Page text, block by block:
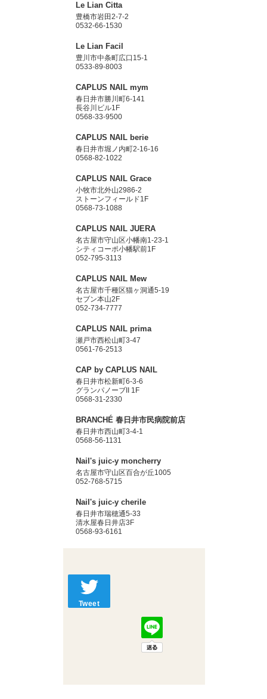
Le Lian Citta
豊橋市岩田2-7-2
0532-66-1530
Le Lian Facil
豊川市中条町広口15-1
0533-89-8003
CAPLUS NAIL mym
春日井市勝川町6-141
長谷川ビル1F
0568-33-9500
CAPLUS NAIL berie
春日井市堀ノ内町2-16-16
0568-82-1022
CAPLUS NAIL Grace
小牧市北外山2986-2
ストーンフィールド1F
0568-73-1088
CAPLUS NAIL JUERA
名古屋市守山区小幡南1-23-1
シティコーポ小幡駅前1F
052-795-3113
CAPLUS NAIL Mew
名古屋市千種区猫ヶ洞通5-19
セブン本山2F
052-734-7777
CAPLUS NAIL prima
瀬戸市西松山町3-47
0561-76-2513
CAP by CAPLUS NAIL
春日井市松新町6-3-6
グランパノーブII 1F
0568-31-2330
BRANCHÉ 春日井市民病院前店
春日井市西山町3-4-1
0568-56-1131
Nail's juic-y moncherry
名古屋市守山区百合が丘1005
052-768-5715
Nail's juic-y cherile
春日井市瑞穂通5-33
清水屋春日井店3F
0568-93-6161
Tweet